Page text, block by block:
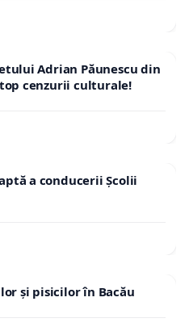
Adrian Păunescu din
cenzurii culturale!
a conducerii Școlii
și pisicilor în Bacău